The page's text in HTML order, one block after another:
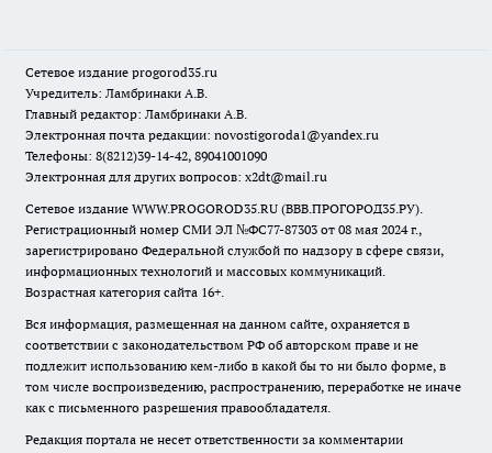
Сетевое издание progorod35.ru
Учредитель: Ламбринаки А.В.
Главный редактор: Ламбринаки А.В.
Электронная почта редакции: novostigoroda1@yandex.ru
Телефоны: 8(8212)39-14-42, 89041001090
Электронная для других вопросов: x2dt@mail.ru
Сетевое издание WWW.PROGOROD35.RU (ВВВ.ПРОГОРОД35.РУ).
Регистрационный номер СМИ ЭЛ №ФС77-87303 от 08 мая 2024 г.,
зарегистрировано Федеральной службой по надзору в сфере связи,
информационных технологий и массовых коммуникаций.
Возрастная категория сайта 16+.
Вся информация, размещенная на данном сайте, охраняется в
соответствии с законодательством РФ об авторском праве и не
подлежит использованию кем-либо в какой бы то ни было форме, в
том числе воспроизведению, распространению, переработке не иначе
как с письменного разрешения правообладателя.
Редакция портала не несет ответственности за комментарии